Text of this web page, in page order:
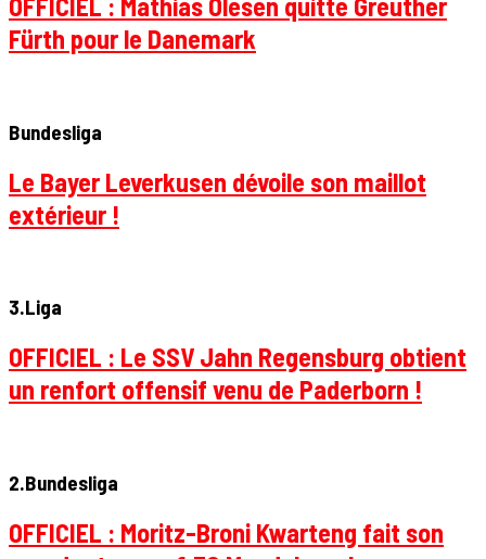
Fürth pour le Danemark
Bundesliga
Le Bayer Leverkusen dévoile son maillot
extérieur !
3.Liga
OFFICIEL : Le SSV Jahn Regensburg obtient
un renfort offensif venu de Paderborn !
2.Bundesliga
OFFICIEL : Moritz-Broni Kwarteng fait son